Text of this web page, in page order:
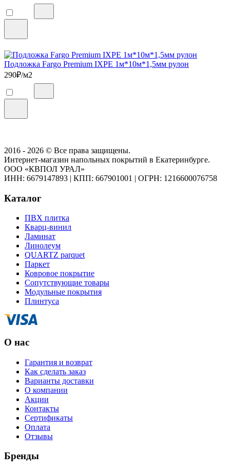
Подложка Fargo Premium IXPE 1м*10м*1,5мм рулон
290₽/м2
2016 - 2026 © Все права защищены.
Интернет-магазин напольных покрытий в Екатеринбурге.
ООО «КВПОЛ УРАЛ»
ИНН: 6679147893 | КПП: 667901001 | ОГРН: 1216600076758
Каталог
ПВХ плитка
Кварц-винил
Ламинат
Линолеум
QUARTZ parquet
Паркет
Ковровое покрытие
Сопутствующие товары
Модульные покрытия
Плинтуса
О нас
Гарантия и возврат
Как сделать заказ
Варианты доставки
О компании
Акции
Контакты
Сертификаты
Оплата
Отзывы
Бренды